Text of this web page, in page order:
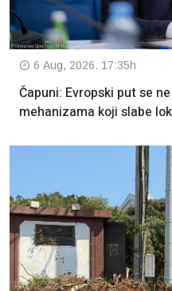
6 Aug, 2026. 17:35h
Čapuni: Evropski put se
mehanizama koji slabe